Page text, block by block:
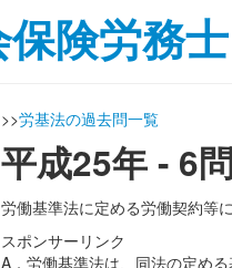
>>労基法の過去問一覧
平成25年 - 6
労働基準法に定める労働契約等
スポンサーリンク
A．労働基準法は、同法の定め